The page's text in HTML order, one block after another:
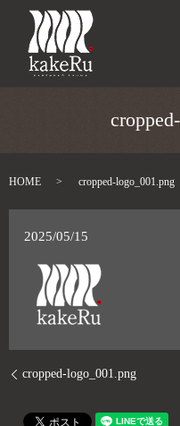
HOME cropped-logo_001.png
2025/05/15
cropped-logo_001.png